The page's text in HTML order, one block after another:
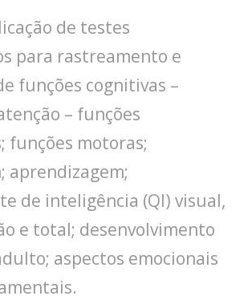
de testes
para rastreamento e
funções cognitivas –
– funções
funções motoras;
aprendizagem;
de inteligência (QI) visual,
e total; desenvolvimento
aspectos emocionais